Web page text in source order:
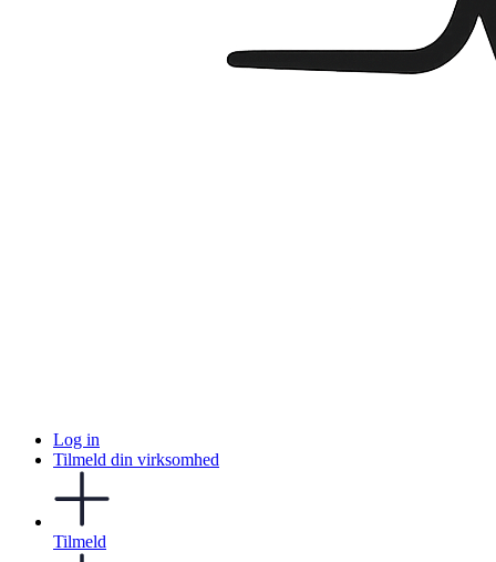
Log in
Tilmeld din virksomhed
Tilmeld